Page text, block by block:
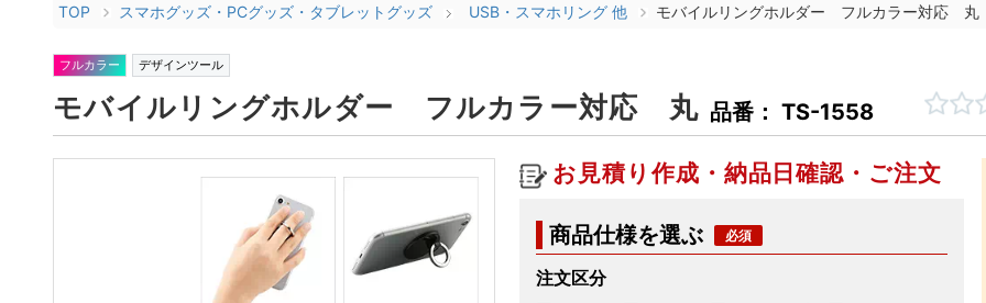
TOP スマホグッズ・PCグッズ・タブレットグッズ USB・スマホリング 他 モバイルリングホルダー フルカラー対応 丸
フルカラー デザインツール
モバイルリングホルダー フルカラー対応 丸 品番： TS-1558
お見積り作成・納品日確認・ご注文
商品仕様を選ぶ
注文区分